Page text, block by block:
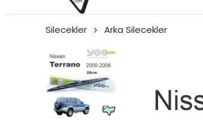
Silecekler Arka Silecekler